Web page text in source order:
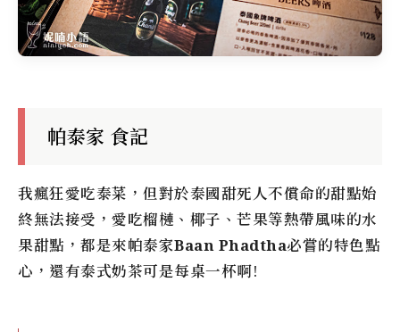
帕泰家 食記
我瘋狂愛吃泰菜，但對於泰國甜死人不償命的甜點始
終無法接受，愛吃榴槤、椰子、芒果等熱帶風味的水
果甜點，都是來帕泰家Baan Phadtha必嘗的特色點
心，還有泰式奶茶可是每桌一杯啊!